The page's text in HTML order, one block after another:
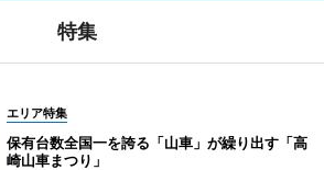
特集
エリア特集
保有台数全国一を誇る「山車」が繰り出す「高
崎山車まつり」